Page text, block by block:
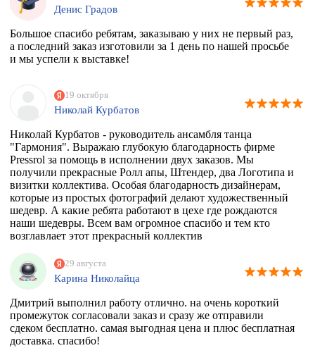
Денис Градов
Большое спасибо ребятам, заказываю у них не первый раз,
а последний заказ изготовили за 1 день по нашей просьбе
и мы успели к выставке!
19 октября
Николай Курбатов
Николай Курбатов - руководитель ансамбля танца
"Гармония". Выражаю глубокую благодарность фирме
Pressrol за помощь в исполнении двух заказов. Мы
получили прекрасные Ролл апы, Штендер, два Логотипа и
визитки коллектива. Особая благодарность дизайнерам,
которые из простых фотографий делают художественный
шедевр. А какие ребята работают в цехе где рождаются
наши шедевры. Всем вам огромное спасибо и тем кто
возглавлает этот прекрасный коллектив
обращаться за помощью.
29 августа
Карина Николайца
Дмитрий выполнил работу отлично. на очень короткий
промежуток согласовали заказ и сразу же отправили
сдеком бесплатно. самая выгодная цена и плюс бесплатная
доставка. спасибо!